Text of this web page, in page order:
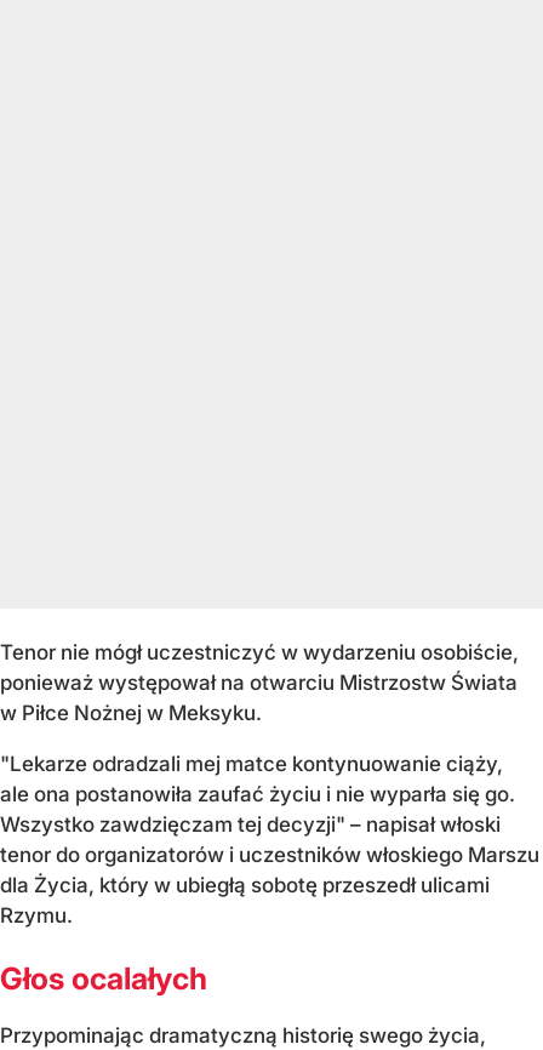
Tenor nie mógł uczestniczyć w wydarzeniu osobiście,
ponieważ występował na otwarciu Mistrzostw Świata
w Piłce Nożnej w Meksyku.
"Lekarze odradzali mej matce kontynuowanie ciąży,
ale ona postanowiła zaufać życiu i nie wyparła się go.
Wszystko zawdzięczam tej decyzji" – napisał włoski
tenor do organizatorów i uczestników włoskiego Marszu
dla Życia, który w ubiegłą sobotę przeszedł ulicami
Rzymu.
Głos ocalałych
Przypominając dramatyczną historię swego życia,